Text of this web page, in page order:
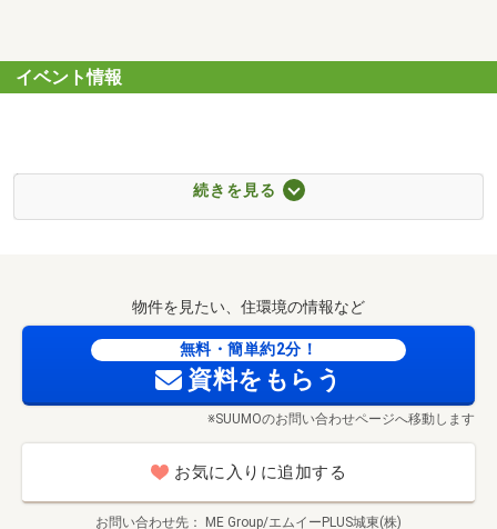
イベント情報
住宅ローンのご相談は銀行取引件数が充実の
エムイーＰＬＵＳ城東にお任せください。
■住宅ローン相談
転職して間もないけど…？
頭金がゼロだけど大丈夫…？
無理をしない住宅ローンの組み方は？など
不安があるお客様は多くの実績がある当社をお選びくださ
続きを見る
物件を見たい、住環境の情報など
無料・簡単約2分！
資料をもらう
※SUUMOのお問い合わせページへ移動します
お気に入りに追加する
お問い合わせ先 ME Group/エムイーPLUS城東(株)